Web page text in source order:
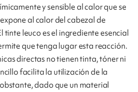
y sensible al calor que se
al calor del cabezal de
tinte leuco es el ingrediente esencial
que tenga lugar esta reacción.
directas no tienen tinta, tóner ni
facilita la utilización de la
dado que un material